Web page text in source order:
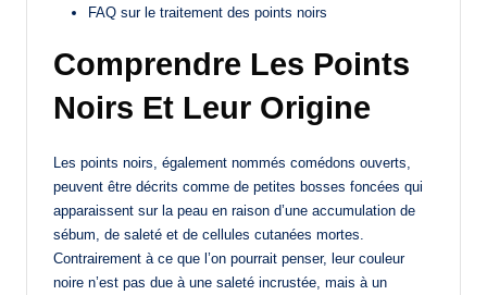
FAQ sur le traitement des points noirs
Comprendre Les Points
Noirs Et Leur Origine
Les points noirs, également nommés comédons ouverts,
peuvent être décrits comme de petites bosses foncées qui
apparaissent sur la peau en raison d’une accumulation de
sébum, de saleté et de cellules cutanées mortes.
Contrairement à ce que l’on pourrait penser, leur couleur
noire n’est pas due à une saleté incrustée, mais à un